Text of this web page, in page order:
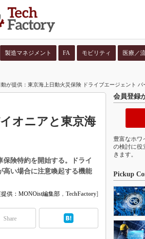
製造マネジメント FA モビリティ 医療／
が提供：東京海上日動火災保険 ドライブエージェント パ
オニアと東京海
険特約を開始する。ドライ
高い場合に注意喚起する機能
[提供：MONOist編集部 ， TechFactory]
Share
会員登録
豊富なホワ
の検討に役
きます。
Pickup